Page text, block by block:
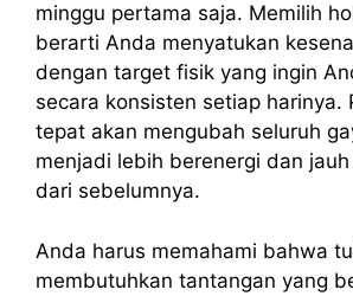
minggu pertama saja. Memilih
berarti Anda menyatukan
dengan target fisik yang ingin
secara konsisten setiap harinya.
tepat akan mengubah seluruh
menjadi lebih berenergi dan
dari sebelumnya.
Anda harus memahami bahwa
membutuhkan tantangan yang